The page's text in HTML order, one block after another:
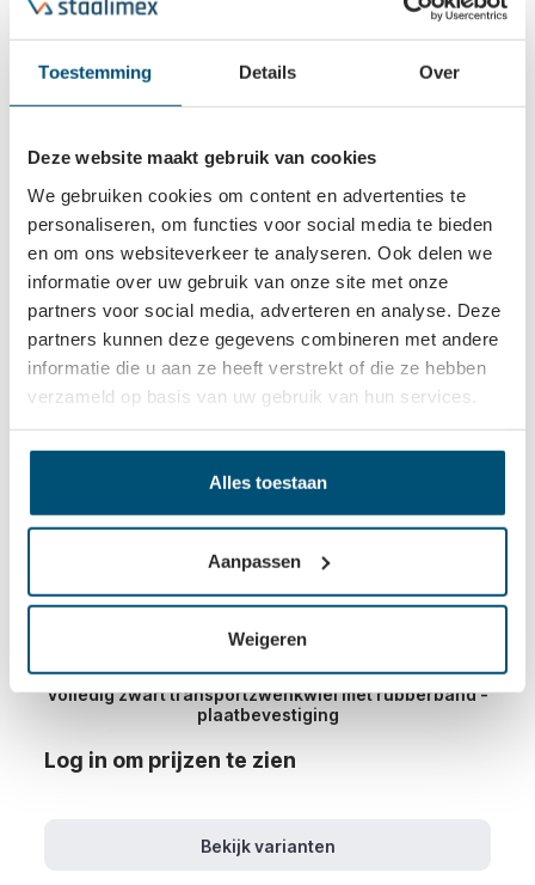
Toestemming Details Over
Deze website maakt gebruik van cookies
We gebruiken cookies om content en advertenties te
personaliseren, om functies voor social media te bieden
en om ons websiteverkeer te analyseren. Ook delen we
informatie over uw gebruik van onze site met onze
partners voor social media, adverteren en analyse. Deze
partners kunnen deze gegevens combineren met andere
informatie die u aan ze heeft verstrekt of die ze hebben
verzameld op basis van uw gebruik van hun services.
Alles toestaan
Aanpassen
Weigeren
Beschrijving
De zwarte kunststof velgen hebben een zwarte
rubberband, en zijn…Meer
Eigenschappen
Vaak samen gekocht
Volledig zwart transportzwenkwiel met rubberband -
plaatbevestiging
Log in om prijzen te zien
Bekijk varianten